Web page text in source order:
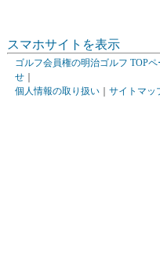
スマホサイトを表示
ゴルフ会員権の明治ゴルフ TOPペ
せ
個人情報の取り扱い
サイトマッ